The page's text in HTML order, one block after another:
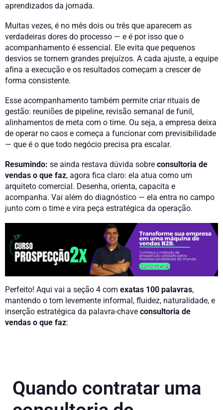
aprendizados da jornada.
Muitas vezes, é no mês dois ou três que aparecem as
verdadeiras dores do processo — e é por isso que o
acompanhamento é essencial. Ele evita que pequenos
desvios se tornem grandes prejuízos. A cada ajuste, a equipe
afina a execução e os resultados começam a crescer de
forma consistente.
Esse acompanhamento também permite criar rituais de
gestão: reuniões de pipeline, revisão semanal de funil,
alinhamentos de meta com o time. Ou seja, a empresa deixa
de operar no caos e começa a funcionar com previsibilidade
— que é o que todo negócio precisa pra escalar.
Resumindo: se ainda restava dúvida sobre consultoria de
vendas o que faz, agora fica claro: ela atua como um
arquiteto comercial. Desenha, orienta, capacita e
acompanha. Vai além do diagnóstico — ela entra no campo
junto com o time e vira peça estratégica da operação.
Perfeito! Aqui vai a seção 4 com exatas 100 palavras,
mantendo o tom levemente informal, fluidez, naturalidade, e
inserção estratégica da palavra-chave consultoria de
vendas o que faz:
Quando contratar uma